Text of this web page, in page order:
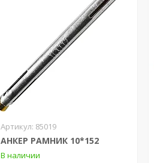
85019
АНКЕР РАМНИК 10*152
В наличии